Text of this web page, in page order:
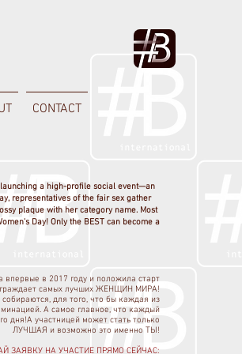
CONTACT
a high-profile social event—an
representatives of the fair sex gather
plaque with her category name. Most
Day! Only the BEST can become a
в 2017 году и положила старт
самых лучших ЖЕНЩИН МИРА!
для того, что бы каждая из
А самое главное, что каждый
дня!А участницей может стать только
ЛУЧШАЯ и возможно это именно ТЫ!
ЗАЯВКУ НА УЧАСТИЕ ПРЯМО СЕЙЧАС: